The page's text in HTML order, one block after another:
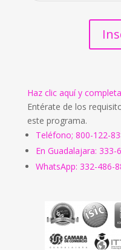
Haz clic aquí y
Entérate de los
este programa.
Teléfono; 800-122-
En Guadalajara: 333-
WhatsApp: 332-486-